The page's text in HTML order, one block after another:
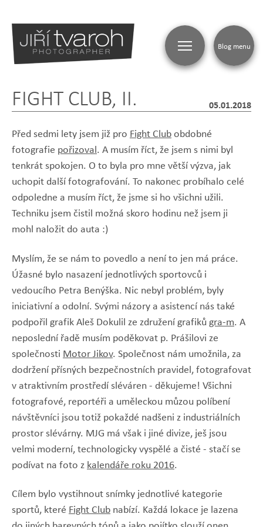
FIGHT CLUB, II. 05.01.2018
Před sedmi lety jsem již pro Fight Clubobdobné
fotografie pořizoval. A musím říct, že jsem s nimi byl
tenkrát spokojen. O to byla pro mne větší výzva, jak
uchopit další fotografování. To nakonec probíhalo celé
odpoledne a musím říct, že jsme si ho všichni užili.
Techniku jsem čistil možná skoro hodinu než jsem ji
mohl naložit do auta :)
Myslím, že se nám to povedlo a není to jen má práce.
Úžasné bylo nasazení jednotlivých sportovců i
vedoucího Petra Benýška. Nic nebyl problém, byly
iniciativní a odolní. Svými názory a asistencí nás také
podpořil grafik Aleš Dokulil ze združení grafiků gra-m. A
neposlední řadě musím poděkovat p. Prášilovi ze
společnosti Motor Jikov. Společnost nám umožnila, za
dodržení přísných bezpečnostních pravidel, fotografovat
v atraktivním prostředí sléváren - děkujeme! Všichni
fotografové, reportéři a uměleckou můzou políbení
návštěvníci jsou totiž pokaždé nadšeni z industriálních
prostor slévárny. MJG má však i jiné divize, ješ jsou
velmi moderní, technologicky vyspělé a čisté - stačí se
podívat na foto z kalendáře roku 2016.
Cílem bylo vystihnout snímky jednotlivé kategorie
sportů, které Fight Club nabízí. Každá lokace je lazena
Blog menu